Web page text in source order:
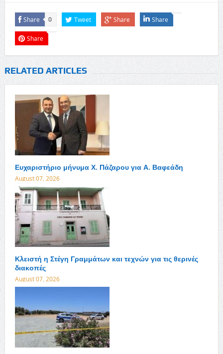
Share 0 Tweet Share Share
Share
RELATED ARTICLES
Ευχαριστήριο μήνυμα Χ. Πάζαρου για Α. Βαφεάδη
August 07, 2026
Κλειστή η Στέγη Γραμμάτων και τεχνών για τις θερινές
διακοπές
August 07, 2026